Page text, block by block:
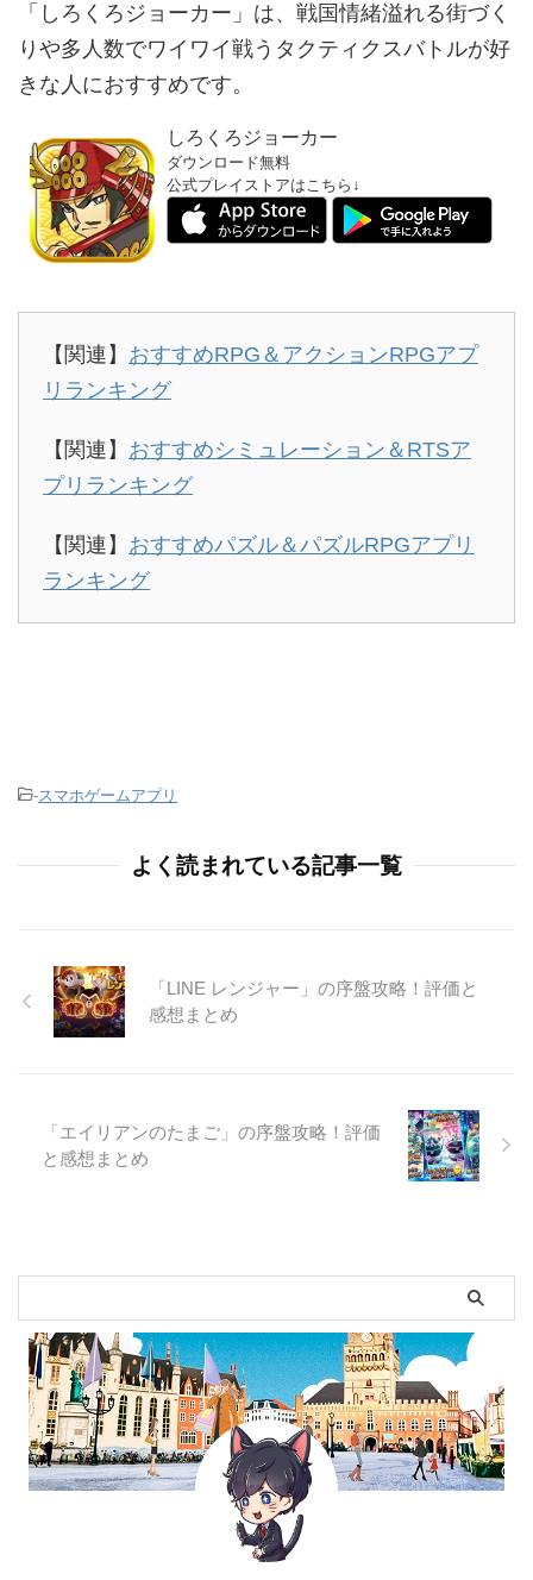
「しろくろジョーカー」は、戦国情緒溢れる街づく
りや多人数でワイワイ戦うタクティクスバトルが好
きな人におすすめです。
しろくろジョーカー
ダウンロード無料
公式プレイストアはこちら↓
【関連】 おすすめRPG＆アクションRPGアプ
リランキング
【関連】 おすすめシミュレーション＆RTSア
プリランキング
【関連】 おすすめパズル＆パズルRPGアプリ
ランキング
-スマホゲームアプリ
よく読まれている記事一覧
「LINE レンジャー」の序盤攻略！評価と
感想まとめ
「エイリアンのたまご」の序盤攻略！評価
と感想まとめ